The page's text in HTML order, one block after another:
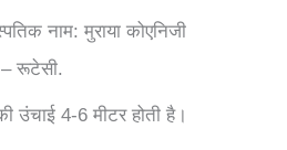
नाम: मुराया कोएनिजी
रूटेसी.
उंचाई 4-6 मीटर होती है।